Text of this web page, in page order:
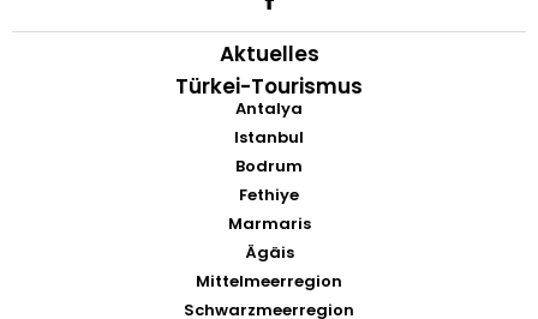
Aktuelles
Türkei-Tourismus
Antalya
Istanbul
Bodrum
Fethiye
Marmaris
Ägäis
Mittelmeerregion
Schwarzmeerregion